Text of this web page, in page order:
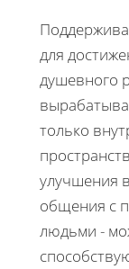
для
душевного
только
улучшения
общения с
людьми -